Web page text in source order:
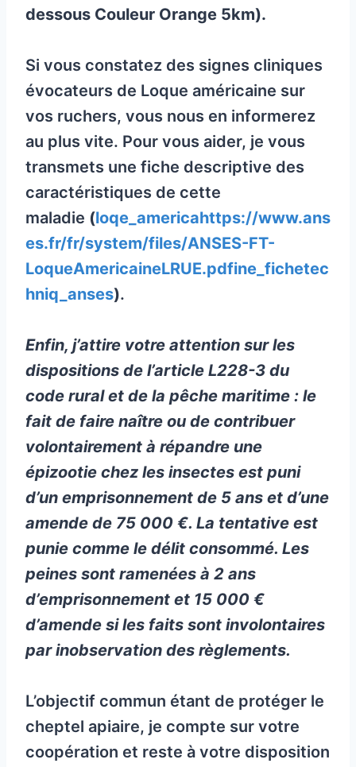
dessous Couleur Orange 5km).
Si vous constatez des signes cliniques
évocateurs de Loque américaine sur
vos ruchers, vous nous en informerez
au plus vite. Pour vous aider, je vous
transmets une fiche descriptive des
caractéristiques de cette
maladie (loqe_americahttps://www.ans
es.fr/fr/system/files/ANSES-FT-
LoqueAmericaineLRUE.pdfine_fichetec
hniq_anses).
Enfin, j’attire votre attention sur les
dispositions de l’article L228-3 du
code rural et de la pêche maritime : le
fait de faire naître ou de contribuer
volontairement à répandre une
épizootie chez les insectes est puni
d’un emprisonnement de 5 ans et d’une
amende de 75 000 €. La tentative est
punie comme le délit consommé. Les
peines sont ramenées à 2 ans
d’emprisonnement et 15 000 €
d’amende si les faits sont involontaires
par inobservation des règlements.
L’objectif commun étant de protéger le
cheptel apiaire, je compte sur votre
coopération et reste à votre disposition